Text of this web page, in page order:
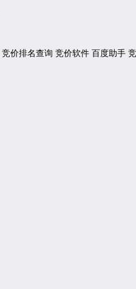
竞价排名查询 竞价软件 百度助手